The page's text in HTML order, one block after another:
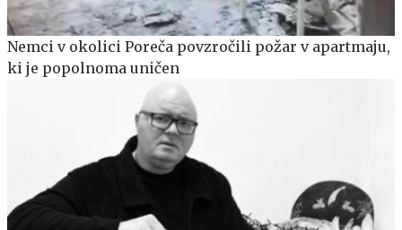
Nemci v okolici Poreča povzročili požar v apartmaju,
ki je popolnoma uničen